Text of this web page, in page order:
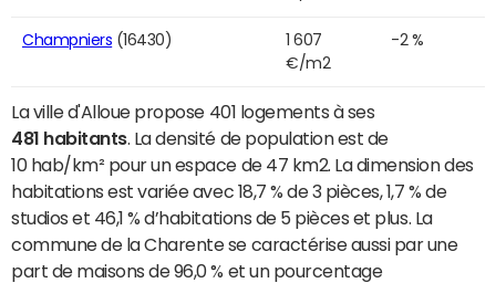
Champniers (16430)
1 607
€/m2
-2 %
La ville d'Alloue propose 401 logements à ses
481 habitants. La densité de population est de
10 hab/km² pour un espace de 47 km2. La dimension des
habitations est variée avec 18,7 % de 3 pièces, 1,7 % de
studios et 46,1 % d’habitations de 5 pièces et plus. La
commune de la Charente se caractérise aussi par une
part de maisons de 96,0 % et un pourcentage